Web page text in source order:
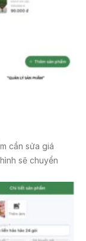
cần sửa giá
sẽ chuyển